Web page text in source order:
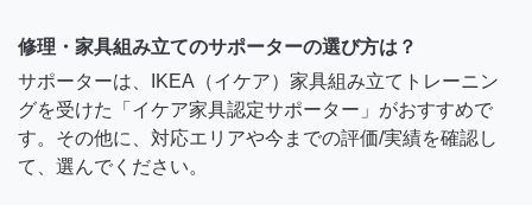
修理・家具組み立てのサポーターの選び方は？
サポーターは、IKEA（イケア）家具組み立てトレーニン
グを受けた「イケア家具認定サポーター」がおすすめで
す。その他に、対応エリアや今までの評価/実績を確認し
て、選んでください。